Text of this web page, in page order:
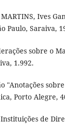
Ives
Paulo, Saraiva,
sobre o
1.992.
"Anotações
Porto Alegre,
Instituições de